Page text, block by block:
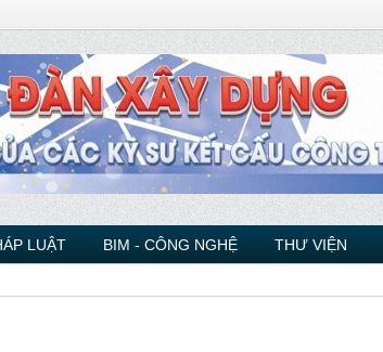
LUẬT BIM - CÔNG NGHỆ THƯ VIỆN